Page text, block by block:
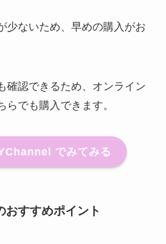
少ないため、早めの購入がお
確認できるため、オンライン
らでも購入できます。
でみてみる
おすすめポイント